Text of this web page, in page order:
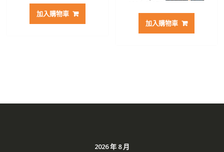
價
格：
加入購物車
滿分 5
價
格：
加入購物車
2026 年 8 月